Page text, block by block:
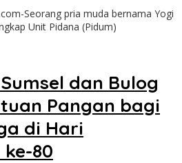
Seorang pria muda bernama Yogi
Unit Pidana (Pidum)
dan Bulog
Pangan bagi
di Hari
80